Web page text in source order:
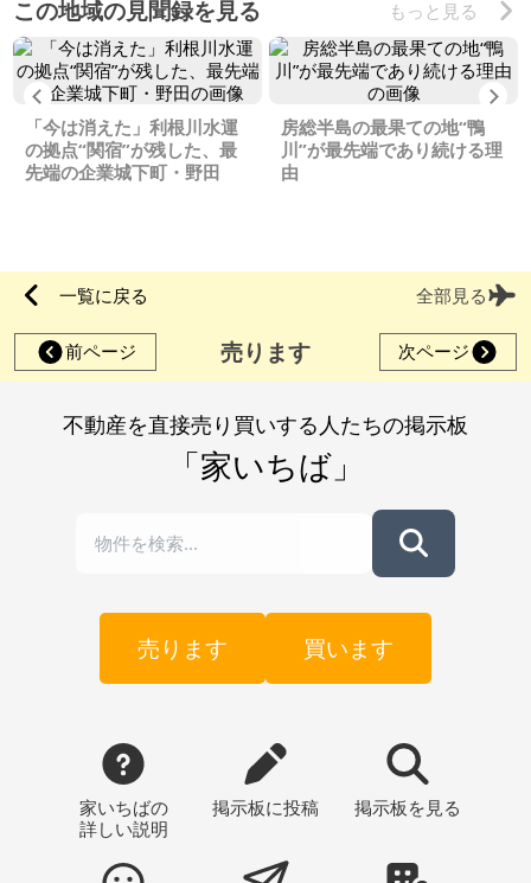
この地域の見聞録を見る もっと見る
Previous
「今は消えた」利根川水運
の拠点“関宿”が残した、最
先端の企業城下町・野田
房総半島の最果ての地“鴨
川”が最先端であり続ける理
由
一覧に戻る 全部見る
前ページ 売ります 次ページ
不動産を直接売り買いする人たちの掲示板
「家いちば」
売ります 買います
家いちばの
詳しい説明
掲示板に投稿 掲示板 を見る